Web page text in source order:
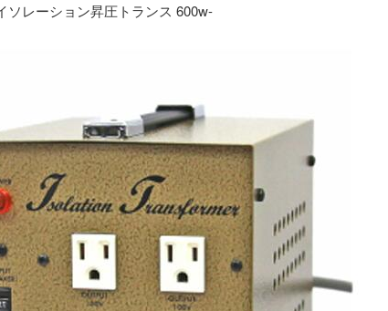
ソレーション昇圧トランス 600w-